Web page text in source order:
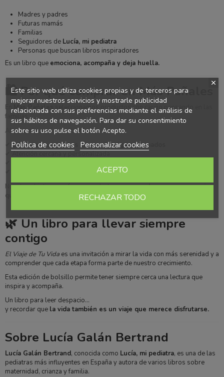
Madres y padres
Futuras mamás
Familias
Seguidores de Lucía, mi pediatra
Personas que buscan libros inspiradores
Es un libro que emociona, acompaña y deja huella.
🛍️ Por qué comprar en Más Pañales
EnMás Pañalesseleccionamos productos con cariño pensando en las
familias.
Al comprar aquí encontrarás:
✔Ediciones especiales con marcapáginas firmados
✔ Un pequeño negocio que apuesta por los detalles con significado
Nuestro objetivo es ofrecer productos queno solo se compran… sino
que se recuerdan.
🌿 Un libro para llevar siempre
contigo
El Viaje de Tu Vidaes una invitación a mirar la vida con más serenidad y a
comprender que cada etapa forma parte de nuestro crecimiento.
Esta edición de bolsillo permite tener siempre cerca una lectura que
inspira y acompaña.
Un libro para leer despacio…
y recordar que la vida también es un viaje que merece disfrutarse.
Sobre Lucía Galán Bertrand
Lucía Galán Bertrand, conocida como Lucía, mi pediatra, es una de las
pediatras más influyentes en España y autora de varios libros sobre
maternidad, crianza y familia.
Este sitio web utiliza cookies propias y de terceros para
mejorar nuestros servicios y mostrarle publicidad
relacionada con sus preferencias mediante el análisis de
sus hábitos de navegación. Para dar su consentimiento
sobre su uso pulse el botón Acepto.
Política de cookies Personalizar cookies
RECHAZAR TODO
ACEPTO